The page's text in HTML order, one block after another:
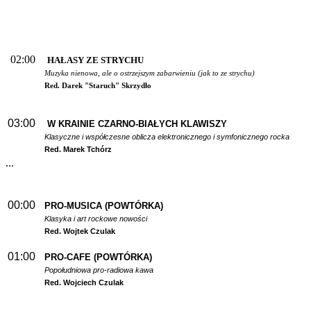
02:00 HAŁASY ZE STRYCHU
Muzyka nienowa, ale o ostrzejszym zabarwieniu (jak to ze strychu)
Red. Darek "Staruch" Skrzydło
03:00 W KRAINIE CZARNO-BIAŁYCH KLAWISZY
Klasyczne i współczesne oblicza elektronicznego i symfonicznego rocka
Red. Marek Tchórz
...
00:00 PRO-MUSICA (POWTÓRKA)
Klasyka i art rockowe nowości
Red. Wojtek Czulak
01:00 PRO-CAFE (POWTÓRKA)
Popołudniowa pro-radiowa kawa
Red. Wojciech Czulak